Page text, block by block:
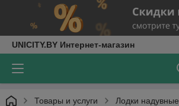
UNICITY.BY Интернет-магазин
Товары и услуги Лодки надувные